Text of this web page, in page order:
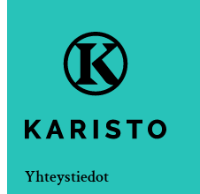
Yhteystiedot